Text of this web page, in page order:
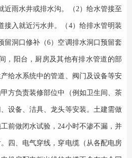
近雨水井或排水沟。（2）给水管接至
接入就近污水井。（ 4）给排水管明装
留洞口修补（6）空调排水洞口预留套
，阳台，厨房及其他有排水管道的部
给水系统中的管道、阀门及设备等安
方负责装修部位中 （例如卫生间、茶
设备、洁具、龙头等安装。 土建需做
前做闭水试验，24小时不渗不漏，并
四、 电气穿线，穿电缆（从各配电房